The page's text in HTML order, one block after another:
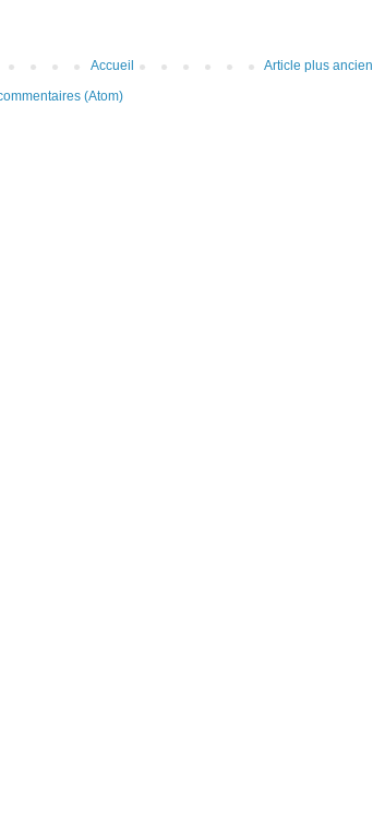
Article plus ancien
Accueil
(Atom)